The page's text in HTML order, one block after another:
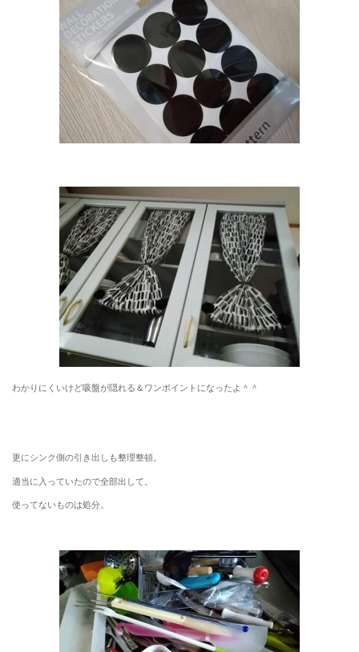
わかりにくいけど吸盤が隠れる＆ワンポイントになったよ＾＾
更にシンク側の引き出しも整理整頓。
適当に入っていたので全部出して。
使ってないものは処分。